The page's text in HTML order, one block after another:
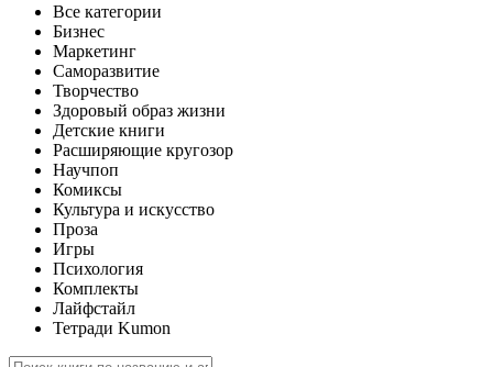
Все категории
Бизнес
Маркетинг
Саморазвитие
Творчество
Здоровый образ жизни
Детские книги
Расширяющие кругозор
Научпоп
Комиксы
Культура и искусство
Проза
Игры
Психология
Комплекты
Лайфстайл
Тетради Kumon